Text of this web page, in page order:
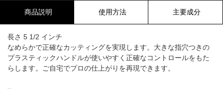
商品説明 使用方法 主要成分
長さ 5 1/2 インチ
なめらかで正確なカッティングを実現します。大きな指穴つきの
プラスティックハンドルが使いやすく正確なコントロールをもた
らします。ご自宅でプロの仕上がりを再現できます。